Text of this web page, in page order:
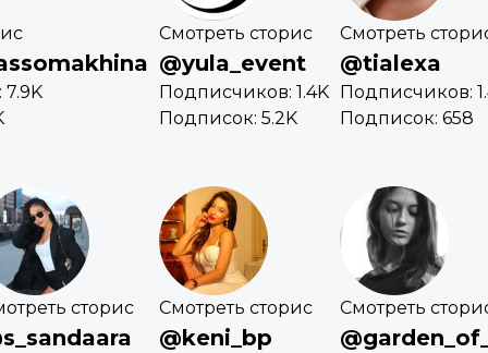
Смотреть сторис
@yula_event
Подписчиков: 1.4K
Подписок: 5.2K
Смотреть
@tialexa
Подписчиков:
Подписок: 658
сторис Смотреть сторис
@keni_bp
Смотреть